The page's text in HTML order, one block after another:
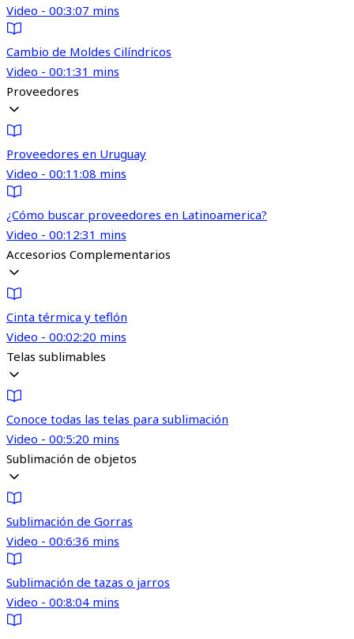
Video - 00:3:07 mins
Cambio de Moldes Cilíndricos
Video - 00:1:31 mins
Proveedores
Proveedores en Uruguay
Video - 00:11:08 mins
¿Cómo buscar proveedores en Latinoamerica?
Video - 00:12:31 mins
Accesorios Complementarios
Cinta térmica y teflón
Video - 00:02:20 mins
Telas sublimables
Conoce todas las telas para sublimación
Video - 00:5:20 mins
Sublimación de objetos
Sublimación de Gorras
Video - 00:6:36 mins
Sublimación de tazas o jarros
Video - 00:8:04 mins